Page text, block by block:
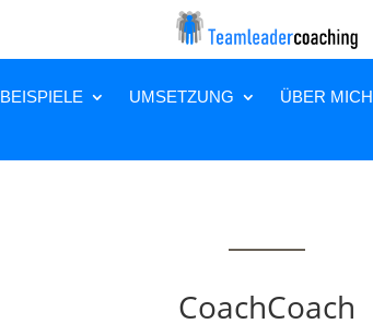
BEISPIELE UMSETZUNG
ÜBER MICH
CoachCoach